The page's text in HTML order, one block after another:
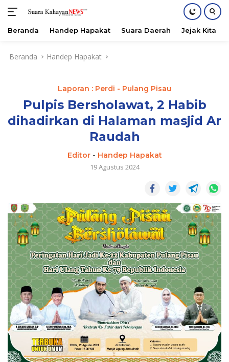
Beranda Handep Hapakat Suara Daerah Jejak Kita
Beranda Handep Hapakat
Laporan : Perdi - Pulang Pisau
Pulpis Bersholawat, 2 Habib
dihadirkan di Halaman masjid Ar
Raudah
Editor- Handep Hapakat
19 Agustus 2024